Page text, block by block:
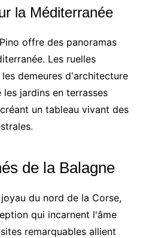
la Méditerranée
offre des panoramas
Les ruelles
demeures d'architecture
jardins en terrasses
un tableau vivant des
de la Balagne
du nord de la Corse,
qui incarnent l'âme
remarquables allient